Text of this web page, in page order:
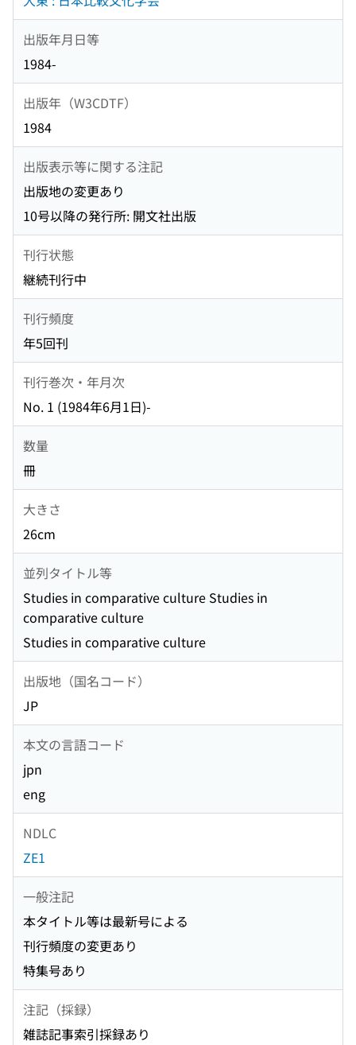
出版年月日等
1984-
出版年（W3CDTF）
1984
出版表示等に関する注記
出版地の変更あり
10号以降の発行所: 開文社出版
刊行状態
継続刊行中
刊行頻度
年5回刊
刊行巻次・年月次
No. 1 (1984年6月1日)-
数量
冊
大きさ
26cm
並列タイトル等
Studies in comparative culture Studies in
comparative culture
Studies in comparative culture
出版地（国名コード）
JP
本文の言語コード
jpn
eng
NDLC
ZE1
一般注記
本タイトル等は最新号による
刊行頻度の変更あり
特集号あり
注記（採録）
雑誌記事索引採録あり